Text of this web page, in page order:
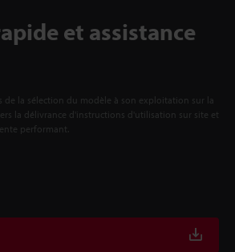
et assistance
de la sélection du modèle à son exploitation sur la
la délivrance d'instructions d'utilisation sur site et
performant.